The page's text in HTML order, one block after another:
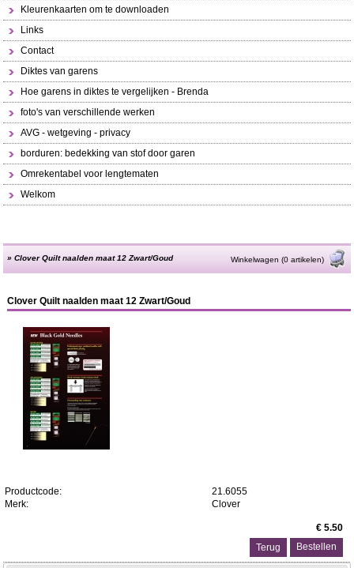
Kleurenkaarten om te downloaden
Links
Contact
Diktes van garens
Hoe garens in diktes te vergelijken - Brenda
foto's van verschillende werken
AVG - wetgeving - privacy
borduren: bedekking van stof door garen
Omrekentabel voor lengtematen
Welkom
»Clover Quilt naalden maat 12 Zwart/Goud Winkelwagen (0 artikelen)
Clover Quilt naalden maat 12 Zwart/Goud
Productcode:
21.6055
Merk:
Clover
€ 5.50
Terug